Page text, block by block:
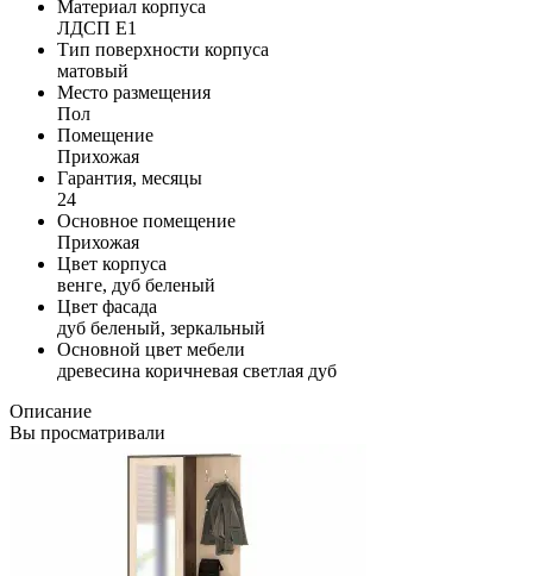
Материал корпуса
ЛДСП Е1
Тип поверхности корпуса
матовый
Место размещения
Пол
Помещение
Прихожая
Гарантия, месяцы
24
Основное помещение
Прихожая
Цвет корпуса
венге, дуб беленый
Цвет фасада
дуб беленый, зеркальный
Основной цвет мебели
древесина коричневая светлая дуб
Описание
Вы просматривали